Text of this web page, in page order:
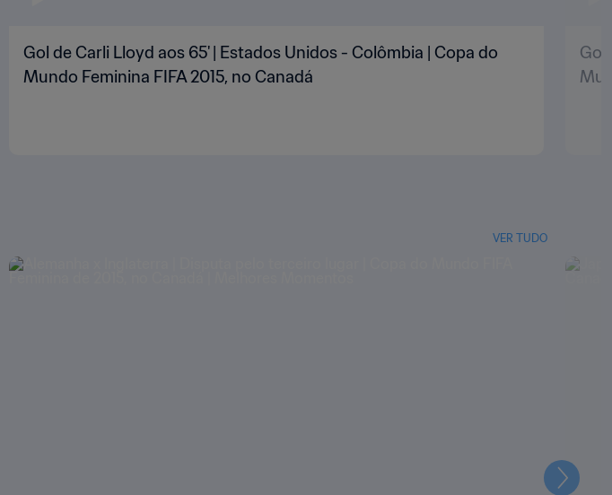
Gol de Carli Lloyd aos 65' | Estados Unidos - Colômbia | Copa do
Mundo Feminina FIFA 2015, no Canadá
Gol
VER TUDO